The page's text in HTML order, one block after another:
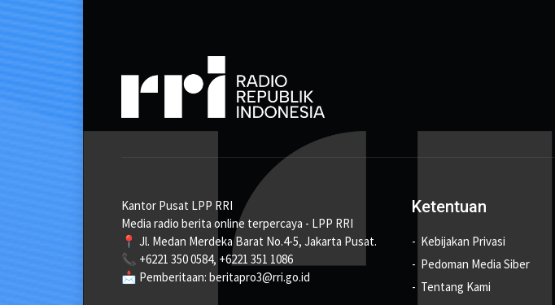
Kantor Pusat LPP RRI
Media radio berita online terpercaya - LPP RRI
📍 Jl. Medan Merdeka Barat No.4-5, Jakarta Pusat.
📞 +6221 350 0584, +6221 351 1086
📩 Pemberitaan: beritapro3@rri.go.id
Ketentuan
Kebijakan Privasi
Pedoman Media Siber
Tentang Kami